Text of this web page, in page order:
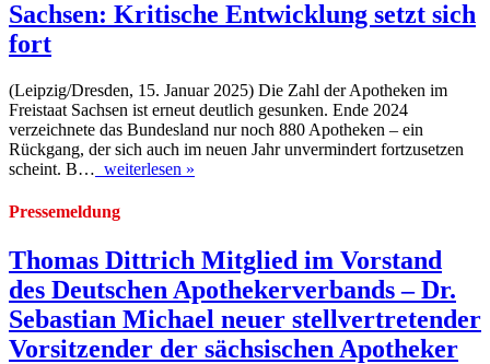
Sachsen: Kritische Entwicklung setzt sich
fort
(Leipzig/Dresden, 15. Januar 2025) Die Zahl der Apotheken im
Freistaat Sachsen ist erneut deutlich gesunken. Ende 2024
verzeichnete das Bundesland nur noch 880 Apotheken – ein
Rückgang, der sich auch im neuen Jahr unvermindert fortzusetzen
scheint. B… weiterlesen »
Pressemeldung
Thomas Dittrich Mitglied im Vorstand
des Deutschen Apothekerverbands – Dr.
Sebastian Michael neuer stellvertretender
Vorsitzender der sächsischen Apotheker